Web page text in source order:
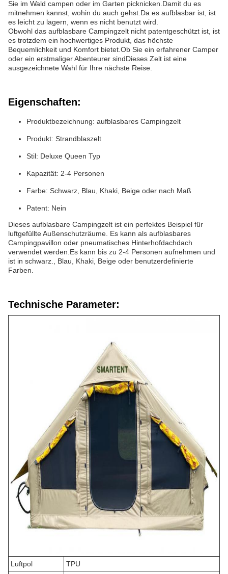
Sie im Wald campen oder im Garten picknicken.Damit du es
mitnehmen kannst, wohin du auch gehst.Da es aufblasbar ist, ist
es leicht zu lagern, wenn es nicht benutzt wird.
Obwohl das aufblasbare Campingzelt nicht patentgeschützt ist, ist
es trotzdem ein hochwertiges Produkt, das höchste
Bequemlichkeit und Komfort bietet.Ob Sie ein erfahrener Camper
oder ein erstmaliger Abenteurer sindDieses Zelt ist eine
ausgezeichnete Wahl für Ihre nächste Reise.
Eigenschaften:
Produktbezeichnung: aufblasbares Campingzelt
Produkt: Strandblaszelt
Stil: Deluxe Queen Typ
Kapazität: 2-4 Personen
Farbe: Schwarz, Blau, Khaki, Beige oder nach Maß
Patent: Nein
Dieses aufblasbare Campingzelt ist ein perfektes Beispiel für
luftgefüllte Außenschutzräume. Es kann als aufblasbares
Campingpavillon oder pneumatisches Hinterhofdachdach
verwendet werden.Es kann bis zu 2-4 Personen aufnehmen und
ist in schwarz., Blau, Khaki, Beige oder benutzerdefinierte
Farben.
Technische Parameter:
Luftpol
TPU